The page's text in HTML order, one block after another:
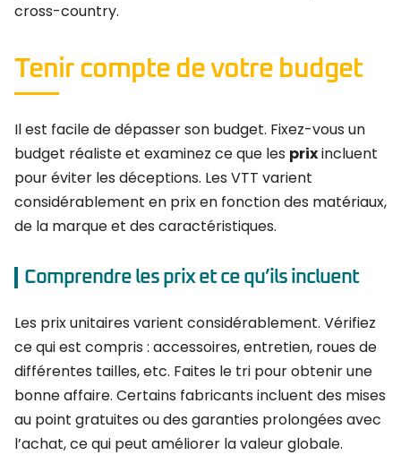
cross-country.
Tenir compte de votre budget
Il est facile de dépasser son budget. Fixez-vous un
budget réaliste et examinez ce que les prixincluent
pour éviter les déceptions. Les VTT varient
considérablement en prix en fonction des matériaux,
de la marque et des caractéristiques.
Comprendre les prix et ce qu’ils incluent
Les prix unitaires varient considérablement. Vérifiez
ce qui est compris : accessoires, entretien, roues de
différentes tailles, etc. Faites le tri pour obtenir une
bonne affaire. Certains fabricants incluent des mises
au point gratuites ou des garanties prolongées avec
l’achat, ce qui peut améliorer la valeur globale.